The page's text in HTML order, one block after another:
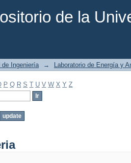
de la
de Ingeniería → Laboratorio de Energía y
P Q R S T U V W X Y Z